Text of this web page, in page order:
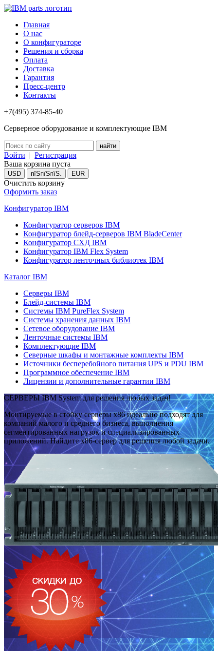
Главная
О нас
О конфигураторе
Решения и сборка
Оплата
Доставка
Гарантия
Пресс-центр
Контакты
+7(495) 374-85-40
Серверное оборудование и комплектующие IBM
Войти | Регистрация
Ваша корзина пуста
USD пїЅпїЅпїЅ. EUR
Очистить корзину
Оформить заказ
Конфигуратор IBM
Конфигуратор серверов IBM
Конфигуратор блейд-серверов IBM BladeCenter
Конфигуратор СХД IBM
Конфигуратор IBM Flex System
Конфигуратор ленточных библиотек IBM
Каталог IBM
Серверы IBM
Блейд-системы IBM
Системы IBM PureFlex System
Системы хранения данных IBM
Сетевое оборудование IBM
Ленточные системы IBM
Комплектующие IBM
Северные шкафы и монтажные комплекты IBM
Источники бесперебойного питания UPS и PDU IBM
Программное обеспечение IBM
Лицензии и дополнительные гарантии IBM
СЕРВЕРЫ IBM System для решения любых задач!
Монтируемые в стойку серверы x86 идеально подходят для
компаний малого и среднего бизнеса, выполнения
сегментированных нагрузок и специализированных
приложений. Найдите x86-сервер для решения любой задачи.